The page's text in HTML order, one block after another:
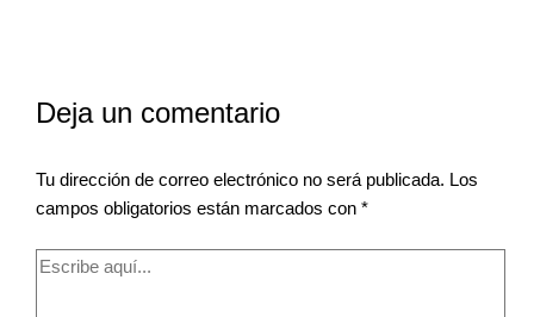
Deja un comentario
Tu dirección de correo electrónico no será publicada. Los
campos obligatorios están marcados con*